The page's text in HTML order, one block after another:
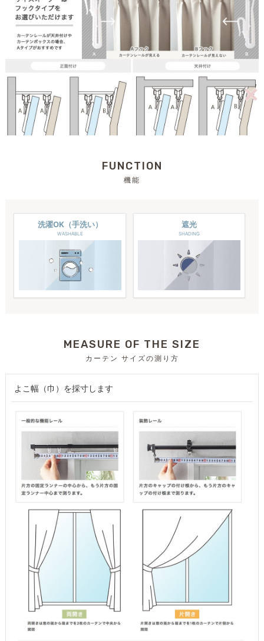
FUNCTION
機能
洗濯OK（手洗い）
WASHABLE
遮光
SHADING
MEASURE OF THE SIZE
カーテン サイズの測り方
よこ幅（巾）を採寸します